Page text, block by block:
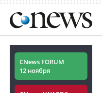
CNews FORUM
12 ноября